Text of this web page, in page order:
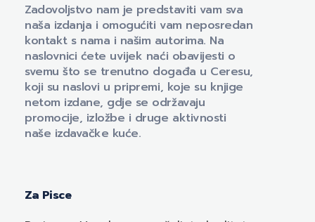
Zadovoljstvo nam je predstaviti vam sva
naša izdanja i omogućiti vam neposredan
kontakt s nama i našim autorima. Na
naslovnici ćete uvijek naći obavijesti o
svemu što se trenutno događa u Ceresu,
koji su naslovi u pripremi, koje su knjige
netom izdane, gdje se održavaju
promocije, izložbe i druge aktivnosti
naše izdavačke kuće.
Za Pisce